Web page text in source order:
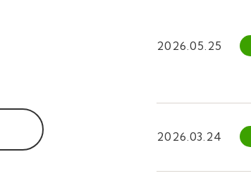
2026.05.25
2026.03.24